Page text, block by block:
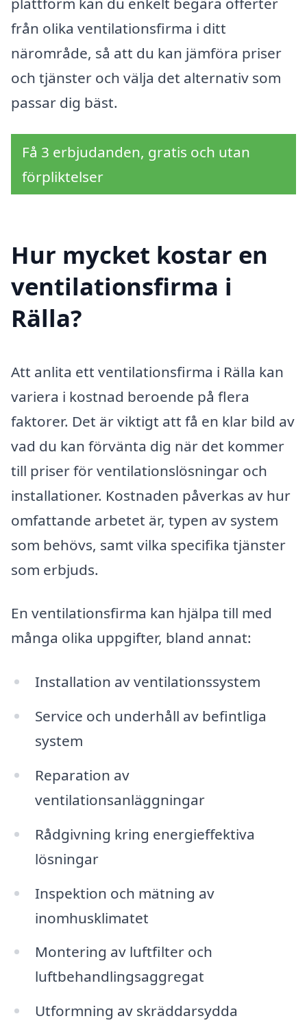
från olika ventilationsfirma i ditt
närområde, så att du kan jämföra priser
och tjänster och välja det alternativ som
passar dig bäst.
Få 3 erbjudanden, gratis och utan
förpliktelser
Hur mycket kostar en
ventilationsfirma i
Rälla?
Att anlita ett ventilationsfirma i Rälla kan
variera i kostnad beroende på flera
faktorer. Det är viktigt att få en klar bild av
vad du kan förvänta dig när det kommer
till priser för ventilationslösningar och
installationer. Kostnaden påverkas av hur
omfattande arbetet är, typen av system
som behövs, samt vilka specifika tjänster
som erbjuds.
En ventilationsfirma kan hjälpa till med
många olika uppgifter, bland annat:
Installation av ventilationssystem
Service och underhåll av befintliga
system
Reparation av
ventilationsanläggningar
Rådgivning kring energieffektiva
lösningar
Inspektion och mätning av
inomhusklimatet
Montering av luftfilter och
luftbehandlingsaggregat
Utformning av skräddarsydda